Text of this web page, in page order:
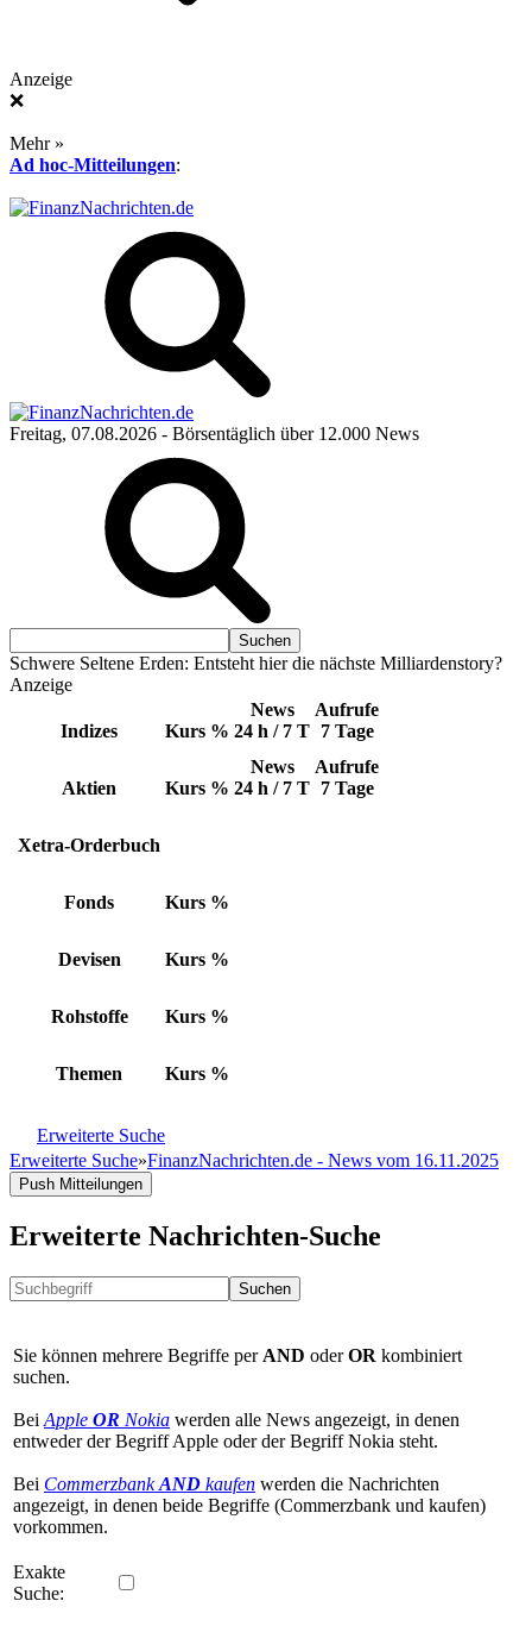
Anzeige
❌
Mehr »
Ad hoc-Mitteilungen:
Freitag, 07.08.2026 - Börsentäglich über 12.000 News
Schwere Seltene Erden: Entsteht hier die nächste Milliardenstory?
Anzeige
Indizes Kurs %
News
24 h / 7 T
Aufrufe
7 Tage
Aktien Kurs %
News
24 h / 7 T
Aufrufe
7 Tage
Xetra-Orderbuch
Fonds Kurs %
Devisen Kurs %
Rohstoffe Kurs %
Themen Kurs %
Erweiterte Suche
Erweiterte Suche»FinanzNachrichten.de - News vom 16.11.2025
Push Mitteilungen
Erweiterte Nachrichten-Suche
Suchen
Sie können mehrere Begriffe per AND oderOR kombiniert
suchen.
Bei Apple OR Nokia werden alle News angezeigt, in denen
entweder der Begriff Apple oder der Begriff Nokia steht.
Bei CommerzbankAND kaufen werden die Nachrichten
angezeigt, in denen beide Begriffe (Commerzbank und kaufen)
vorkommen.
Exakte
Suche: